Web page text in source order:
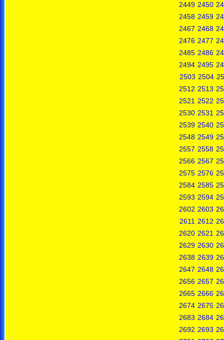
2449 2450
2458 2459
2467 2468
2476 2477
2485 2486
2494 2495
2503 2504
2512 2513
2521 2522
2530 2531
2539 2540
2548 2549
2557 2558
2566 2567
2575 2576
2584 2585
2593 2594
2602 2603
2611 2612
2620 2621
2629 2630
2638 2639
2647 2648
2656 2657
2665 2666
2674 2675
2683 2684
2692 2693